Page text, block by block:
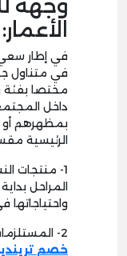
وجهة
الأعمار:
في إطار
في متناول
مختصا بفئة
داخل
بمظهرهم أو
الرئيسية
1- منتجات
المراحل
واحتياجاتها
2- المستلزمات الرجالية التي تدعم ب
خصم